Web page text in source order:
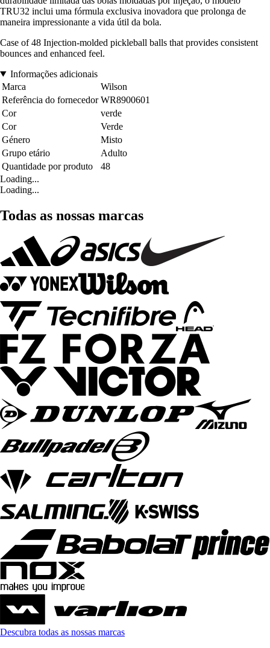
TRU32 inclui uma fórmula exclusiva inovadora que prolonga de
maneira impressionante a vida útil da bola.
Case of 48 Injection-molded pickleball balls that provides consistent
bounces and enhanced feel.
Informações adicionais
Marca
Wilson
Referência do fornecedor WR8900601
Cor
verde
Cor
Verde
Género
Misto
Grupo etário
Adulto
Quantidade por produto
48
Loading...
Loading...
Todas as nossas marcas
Descubra todas as nossas marcas